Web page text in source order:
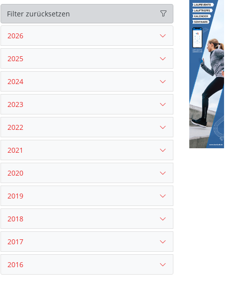
Filter zurücksetzen
2026
2025
2024
2023
2022
2021
2020
2019
2018
2017
2016